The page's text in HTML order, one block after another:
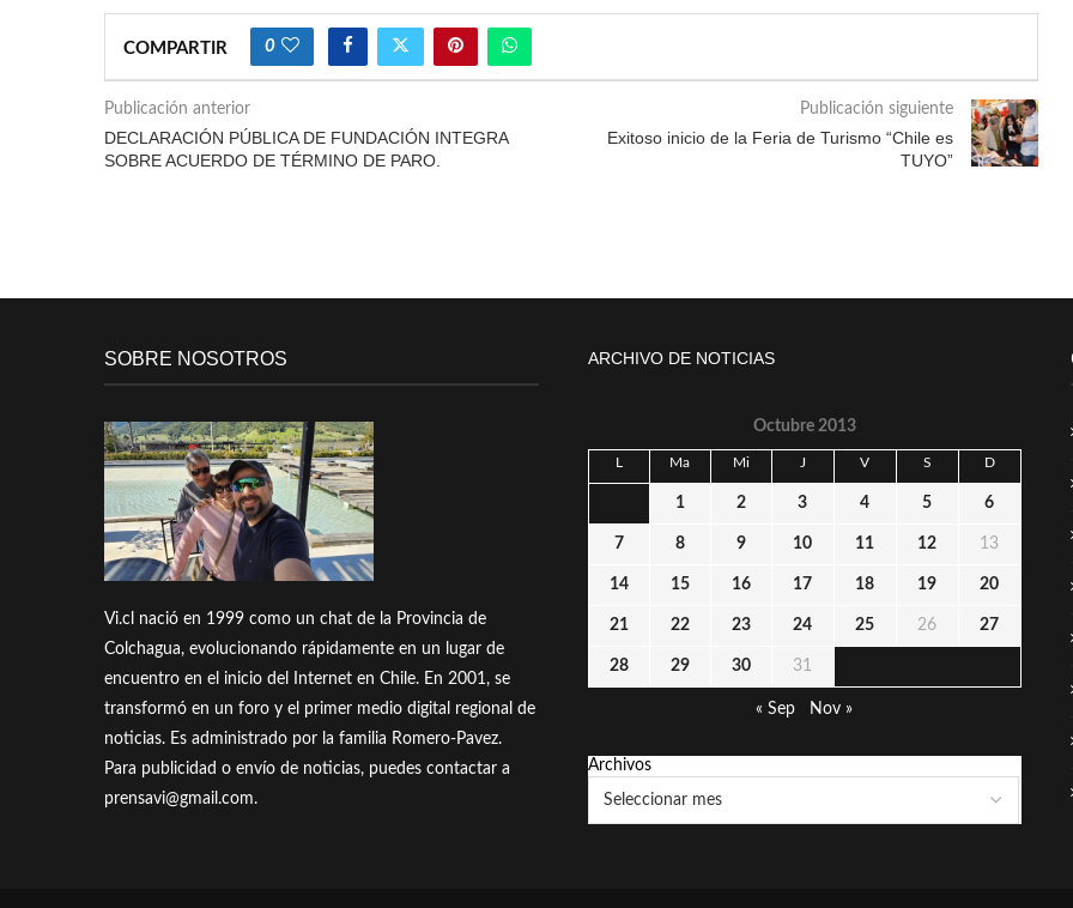
COMPARTIR 0
Publicación anterior
DECLARACIÓN PÚBLICA DE FUNDACIÓN INTEGRA
SOBRE ACUERDO DE TÉRMINO DE PARO.
Publicación siguiente
Exitoso inicio de la Feria de Turismo “Chile es
TUYO”
SOBRE NOSOTROS
Vi.cl nació en 1999 como un chat de la Provincia de
Colchagua, evolucionando rápidamente en un lugar de
encuentro en el inicio del Internet en Chile. En 2001, se
transformó en un foro y el primer medio digital regional de
noticias. Es administrado por la familia Romero-Pavez.
Para publicidad o envío de noticias, puedes contactar a
prensavi@gmail.com.
ARCHIVO DE NOTICIAS
Octubre 2013
L Ma Mi J V S D
1 2 3 4 5 6
7 8 9 10 11 12 13
14 15 16 17 18 19 20
21 22 23 24 25 26 27
28 29 30 31
« Sep Nov »
Archivos